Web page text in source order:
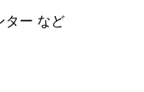
ター など